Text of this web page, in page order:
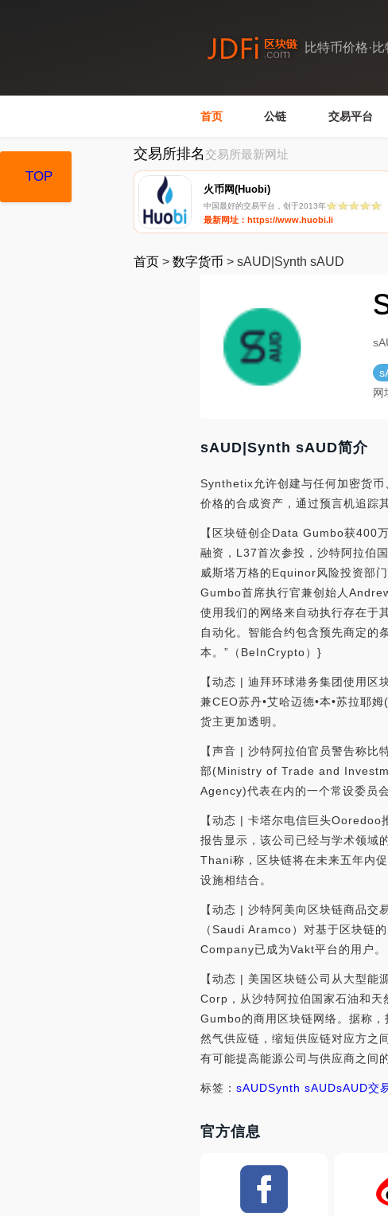
比特币价格·
首页 公链 交易平台
交易所排名交易所最新网址
火币网(Huobi)
中国最好的交易平台，创于2013年
最新网址：https://www.huobi.li
首页 > 数字货币 > sAUD|Synth sAUD
网
sAUD|Synth sAUD简介
Synthetix允许创建与任何加密货
价格的合成资产，通过预言机追踪
【区块链创企Data Gumbo获400
融资，L37首次参投，沙特阿拉伯
威斯塔万格的Equinor风险投资部
Gumbo首席执行官兼创始人
使用我们的网络来自动执行存在于
自动化。智能合约包含预先商定的
本。”（BeInCrypto）}
【动态 | 迪拜环球港务集团使用
兼CEO苏丹•艾哈迈德•本•苏拉耶
货主更加透明。
【声音 | 沙特阿拉伯官员警告称
部(Ministry of Trade and
Agency)代表在内的一个常设委员
【动态 | 卡塔尔电信巨头
报告显示，该公司已经与学术领
Thani称，区块链将在未来五年内
设施相结合。
【动态 | 沙特阿美向区块链商品
（Saudi Aramco）对基于区块链
Company已成为Vakt平台的用户
【动态 | 美国区块链公司从大型
Corp，从沙特阿拉伯国家石油和
Gumbo的商用区块链网络。据称
然气供应链，缩短供应链对应方之
有可能提高能源公司与供应商之间
标签： sAUDSynth sAUDsAUD交
官方信息
TOP
TOP